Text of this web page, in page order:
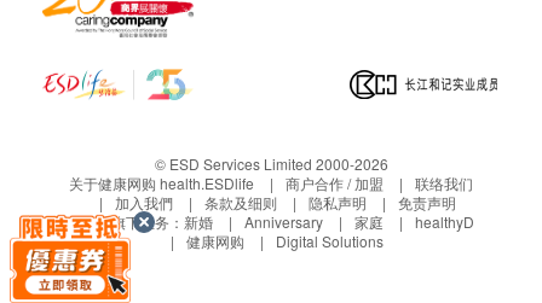
淋巴球绝对计数
泌尿情况
小便颜色
小便酮
小便酸碱度
小便红细胞
小便比重
© ESD Services Limited 2000-2026
关于健康网购 health.ESDlife
商户合作 / 加盟
联络我们
加入我們
条款及细则 隐私声明
免责声明
生活易旗下业务： 新婚 Anniversary 家庭
healthyD
健康网购
Digital Solutions